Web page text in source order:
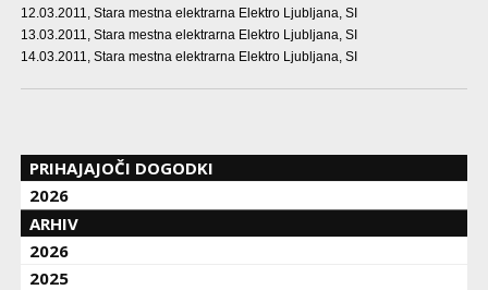
12.03.2011
, Stara mestna elektrarna Elektro Ljubljana, SI
13.03.2011
, Stara mestna elektrarna Elektro Ljubljana, SI
14.03.2011
, Stara mestna elektrarna Elektro Ljubljana, SI
PRIHAJAJOČI DOGODKI
2026
ARHIV
2026
2025